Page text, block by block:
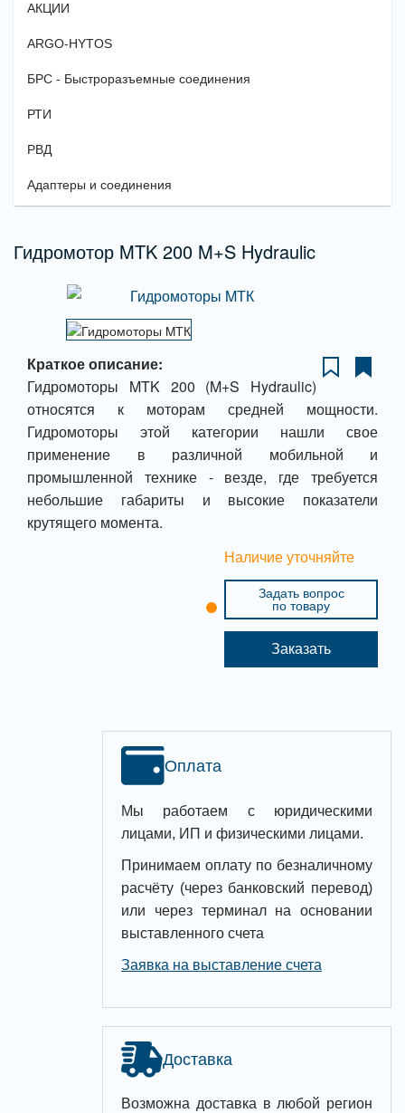
АКЦИИ
ARGO-HYTOS
БРС - Быстроразъемные соединения
РТИ
РВД
Адаптеры и соединения
Гидромотор MTK 200 M+S Hydraulic
Краткое описание:
Гидромоторы MTK 200 (M+S Hydraulic)
относятся к моторам средней мощности.
Гидромоторы этой категории нашли свое
применение в различной мобильной и
промышленной технике - везде, где требуется
небольшие габариты и высокие показатели
крутящего момента.
Наличие уточняйте
Задать вопрос
по товару
Заказать
Оплата
Мы работаем с юридическими
лицами, ИП и физическими лицами.
Принимаем оплату по безналичному
расчёту (через банковский перевод)
или через терминал на основании
выставленного счета
Заявка на выставление счета
Доставка
Возможна доставка в любой регион